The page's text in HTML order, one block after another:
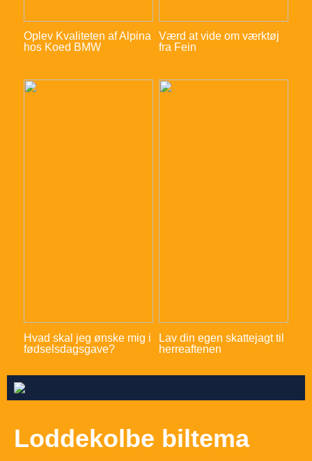
Oplev Kvaliteten af Alpina
hos Koed BMW
Værd at vide om værktøj
fra Fein
Hvad skal jeg ønske mig i
fødselsdagsgave?
Lav din egen skattejagt til
herreaftenen
Loddekolbe biltema